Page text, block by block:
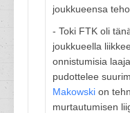
joukkueensa
- Toki FTK oli
joukkueella
onnistumisia
pudottelee
Makowski on
murtautumisen